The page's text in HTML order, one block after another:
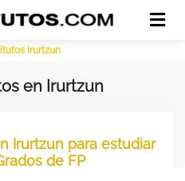
Irurtzun
en Irurtzun
Irurtzun para estudiar
de FP